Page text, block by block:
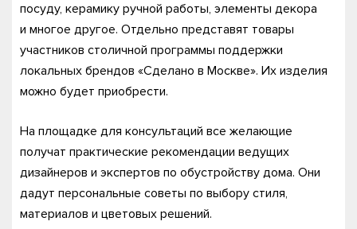
посуду, керамику ручной работы, элементы декора
и многое другое. Отдельно представят товары
участников столичной программы поддержки
локальных брендов «Сделано в Москве». Их изделия
можно будет приобрести.
На площадке для консультаций все желающие
получат практические рекомендации ведущих
дизайнеров и экспертов по обустройству дома. Они
дадут персональные советы по выбору стиля,
материалов и цветовых решений.